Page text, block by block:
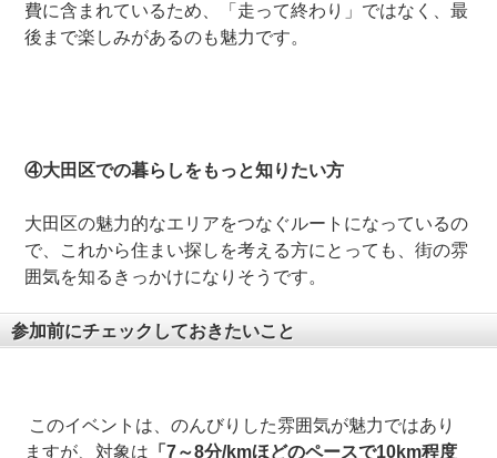
費に含まれているため、「走って終わり」ではなく、最
後まで楽しみがあるのも魅力です。
④大田区での暮らしをもっと知りたい方
大田区の魅力的なエリアをつなぐルートになっているの
で、これから住まい探しを考える方にとっても、街の雰
囲気を知るきっかけになりそうです。
参加前にチェックしておきたいこと
このイベントは、のんびりした雰囲気が魅力ではあり
ますが、対象は 「7～8分/kmほどのペースで10km程度